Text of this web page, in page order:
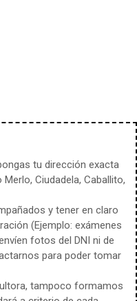
tu dirección exacta
Ciudadela, Caballito,
y tener en claro
(Ejemplo: exámenes
fotos del DNI ni de
para poder tomar
tampoco formamos